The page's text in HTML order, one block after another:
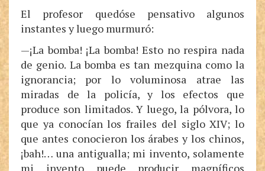
El profesor quedóse pensativo algunos
instantes y luego murmuró:
—¡La bomba! ¡La bomba! Esto no respira nada
de genio. La bomba es tan mezquina como la
ignorancia; por lo voluminosa atrae las
miradas de la policía, y los efectos que
produce son limitados. Y luego, la pólvora, lo
que ya conocían los frailes del siglo XIV; lo
que antes conocieron los árabes y los chinos,
¡bah!… una antigualla; mi invento, solamente
mi invento puede producir magníficos